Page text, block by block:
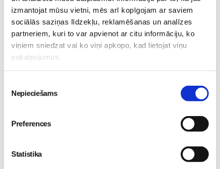
izmantojat mūsu vietni, mēs arī kopīgojam ar saviem
sociālās saziņas līdzekļu, reklamēšanas un analīzes
partneriem, kuri to var apvienot ar citu informāciju, ko
viņiem sniedzat vai ko viņi apkopo, kad lietojat viņu
pakalpojumus.
izvēle
Nepieciešams
Preferences
Statistika
Dāvā dzīvi savam mazulim! Tas ir Tavs, vienīgais un
neatkārtojamais!
Krīžu centri Latvijā>>
8